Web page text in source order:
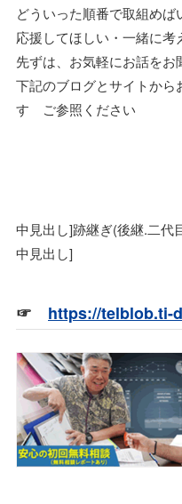
どういった順番で取組めば
応援してほしい・一緒に考
先ずは、お気軽にお話をお
下記のブログとサイトか
す ご参照ください
中見出し]跡継ぎ(後継.二代
中見出し]
☞ https://telblob.ti-